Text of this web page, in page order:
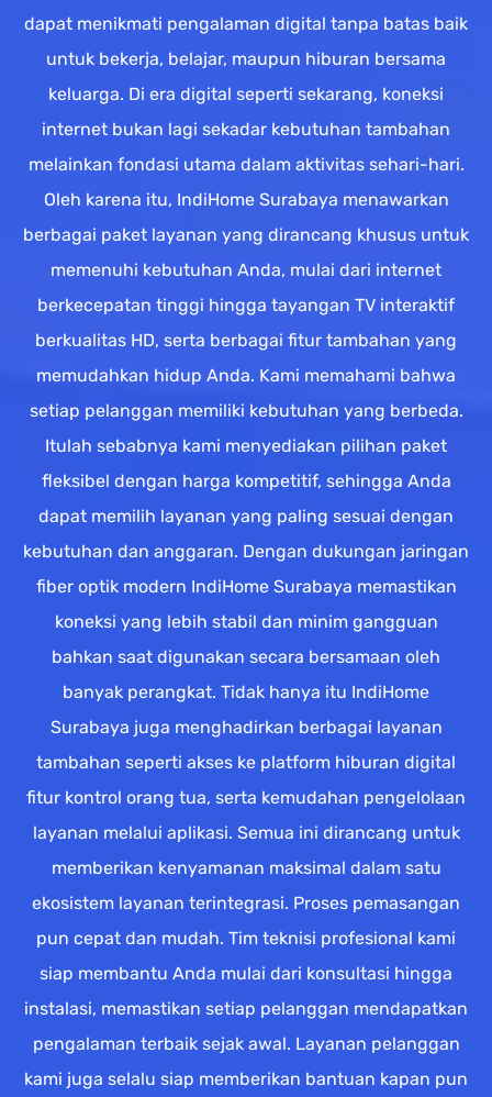
dapat menikmati pengalaman digital tanpa batas baik
untuk bekerja, belajar, maupun hiburan bersama
keluarga. Di era digital seperti sekarang, koneksi
internet bukan lagi sekadar kebutuhan tambahan
melainkan fondasi utama dalam aktivitas sehari-hari.
Oleh karena itu, IndiHome Surabaya menawarkan
berbagai paket layanan yang dirancang khusus untuk
memenuhi kebutuhan Anda, mulai dari internet
berkecepatan tinggi hingga tayangan TV interaktif
berkualitas HD, serta berbagai fitur tambahan yang
memudahkan hidup Anda. Kami memahami bahwa
setiap pelanggan memiliki kebutuhan yang berbeda.
Itulah sebabnya kami menyediakan pilihan paket
fleksibel dengan harga kompetitif, sehingga Anda
dapat memilih layanan yang paling sesuai dengan
kebutuhan dan anggaran. Dengan dukungan jaringan
fiber optik modern IndiHome Surabaya memastikan
koneksi yang lebih stabil dan minim gangguan
bahkan saat digunakan secara bersamaan oleh
banyak perangkat. Tidak hanya itu IndiHome
Surabaya juga menghadirkan berbagai layanan
tambahan seperti akses ke platform hiburan digital
fitur kontrol orang tua, serta kemudahan pengelolaan
layanan melalui aplikasi. Semua ini dirancang untuk
memberikan kenyamanan maksimal dalam satu
ekosistem layanan terintegrasi. Proses pemasangan
pun cepat dan mudah. Tim teknisi profesional kami
siap membantu Anda mulai dari konsultasi hingga
instalasi, memastikan setiap pelanggan mendapatkan
pengalaman terbaik sejak awal. Layanan pelanggan
kami juga selalu siap memberikan bantuan kapan pun